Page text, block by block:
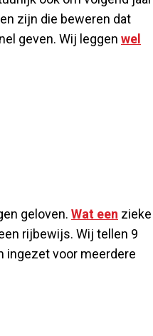
zijn die beweren dat
geven. Wij leggen wel
geloven. Wat een zieke
rijbewijs. Wij tellen 9
ingezet voor meerdere